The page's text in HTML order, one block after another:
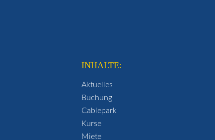
INHALTE:
Aktuelles
Buchung
Cablepark
Kurse
Miete